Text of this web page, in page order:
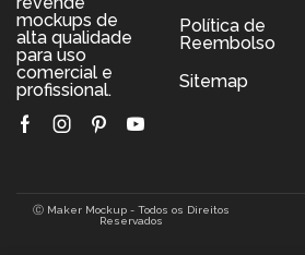
mockups de
alta qualidade
para uso
comercial e
profissional.
FacebookInstagram
PinterestYoutube
Política de
Reembolso
Sitemap
Ⓒ Maker Mockup - Todos os Direitos
Reservados